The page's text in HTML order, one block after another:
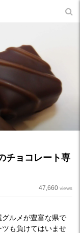
チョコレート専
47,660 views
ルメが豊富な県で
も負けてはいませ